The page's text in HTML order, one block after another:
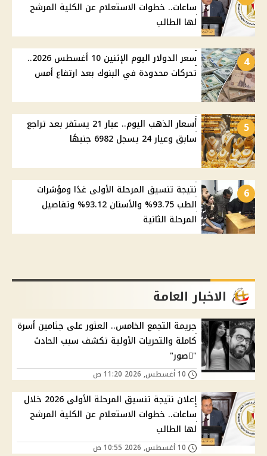
ساعات.. خطوات الاستعلام عن الكلية المرشح
لها الطالب
4
سعر الدولار اليوم الإثنين 10 أغسطس 2026..
تحركات محدودة في البنوك بعد ارتفاع أمس
5
أسعار الذهب اليوم.. عيار 21 يستقر بعد تراجع
سابق وعيار 24 يسجل 6982 جنيهًا
6
نتيجة تنسيق المرحلة الأولى غدًا ومؤشرات
الطب 93.75% والأسنان 93.12% وتفاصيل
المرحلة الثانية
الاخبار العامة
جريمة التجمع الخامس.. العثور على جثامين أسرة
كاملة والتحريات الأولية تكشف سبب الحادث
"ًصور"
إعلان نتيجة تنسيق المرحلة الأولى 2026 خلال
ساعات.. خطوات الاستعلام عن الكلية المرشح
لها الطالب